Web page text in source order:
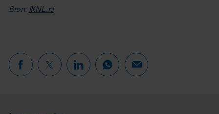
Bron: IKNL.nl